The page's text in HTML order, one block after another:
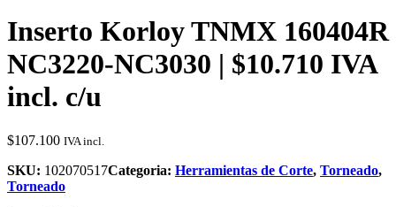
Inserto Korloy TNMX 160404R
NC3220-NC3030 | $10.710 IVA
incl. c/u
$107.100 IVA incl.
SKU: 102070517Categoria: Herramientas de Corte, Torneado,
Torneado